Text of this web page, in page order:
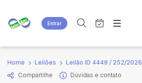
Entrar
Criar conta Entrar
Site
Agenda
Quem Somos
Busca por palavra-chave
Quem Somos
Home Leilões Leilão ID 4449 / 252/2026
Compartilhe
Dúvidas e contato